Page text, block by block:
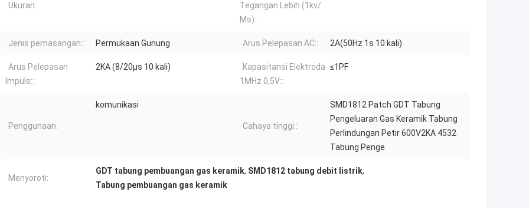
Ukuran:
Tegangan Lebih (1kv/
Μs)::
Jenis pemasangan:: Permukaan Gunung Arus Pelepasan AC:: 2A(50Hz 1s 10 kali)
Arus Pelepasan
Impuls::
2KA (8/20μs 10 kali)
Kapasitansi Elektroda
1MHz 0,5V::
≤1PF
Penggunaan:
komunikasi
Cahaya tinggi::
SMD1812 Patch GDT Tabung
Pengeluaran Gas Keramik Tabung
Perlindungan Petir 600V2KA 4532
Tabung Penge
Menyoroti:
GDT tabung pembuangan gas keramik, SMD1812 tabung debit listrik,
Tabung pembuangan gas keramik